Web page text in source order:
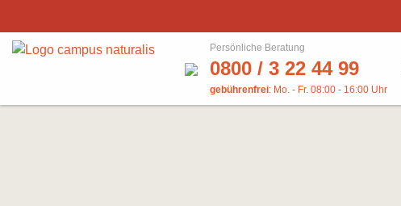
Persönliche Beratung
0800 / 3 22 44 99
gebührenfrei: Mo. - Fr. 08:00 - 16:00 Uhr